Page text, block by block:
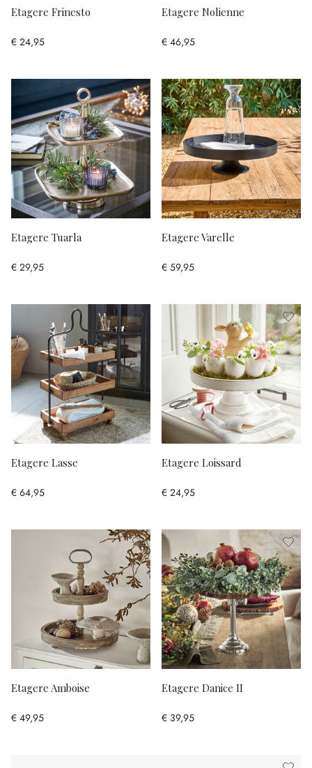
Etagere Frinesto
€ 24,95
Etagere Nolienne
€ 46,95
Etagere Tuarla
€ 29,95
Etagere Varelle
€ 59,95
Etagere Lasse
€ 64,95
Etagere Loissard
€ 24,95
Etagere Amboise
€ 49,95
Etagere Danice II
€ 39,95